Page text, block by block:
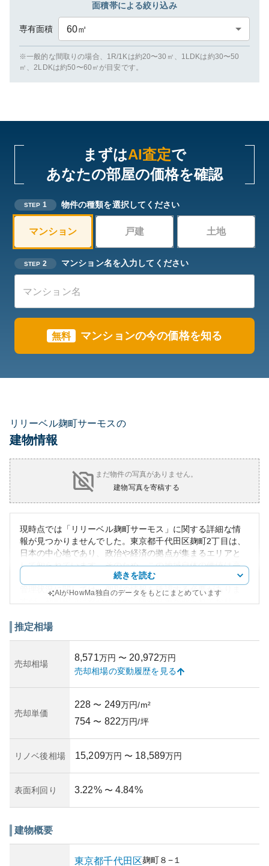
面積帯による絞り込み
専有面積 60㎡
※一般的な間取りの場合、1R/1Kは約20〜30㎡、1LDKは約30〜50
㎡、2LDKは約50〜60㎡が目安です。
まずはAI査定で
あなたの部屋の価格を確認
STEP 1 物件の種類を選択してください
マンション 戸建 土地
STEP 2 マンション名を入力してください
無料 マンションの今の価格を知る
リリーベル麹町サーモスの
建物情報
まだ物件の写真がありません。
建物写真を寄稿する
現時点では「リリーベル麹町サーモス」に関する詳細な情
報が見つかりませんでした。東京都千代田区麹町2丁目は、
日本の中心地であり、政治や経済の拠点が集まるエリアと
して知られています。そのため、この地域自体の価値は高
く、所有する物件としての資産性も期待できます。外観や
管理状況に関しては、個別の情報を確認する必要がありま
もし「リリーベル麹町サーモス」の詳細情報が必要な場合
の築年数や管理体制、外観の特徴など、具体的な情報が得
られるでしょう。物件所有のリスクに関しては、地域が都
市化されていることで、固定資産税やローンの条件が他の
注意が必要です。
続きを読む
AIがHowMa独自のデータをもとにまとめています
推定相場
売却相場
8,571万円 〜 20,972万円
売却相場の変動履歴を見る
売却単価
228 〜 249万円/m²
754 〜 822万円/坪
リノベ後相場 15,209万円 〜 18,589万円
表面利回り 3.22% 〜 4.84%
建物概要
東京都千代田区麹町８−１